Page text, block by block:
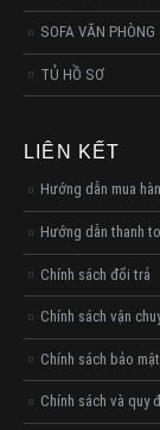
SOFA VĂN PHÒNG
TỦ HỒ SƠ
LIÊN KẾT
Hướng dẫn mua
Hướng dẫn thanh
Chính sách đổi trả
Chính sách vận
Chính sách bảo mật
Chính sách và quy